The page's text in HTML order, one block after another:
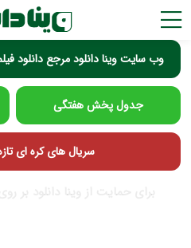
وب سایت وینا دانلود مرجع دانلود
جدول پخش هفتگی
سریال های کره ای
برای حمایت از وینا دانلود بر